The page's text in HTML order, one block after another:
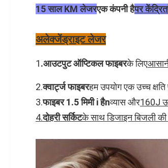
15 साल KM लेजरएक कंपनी हैपर केंद्रित
अलेक्जेंड्राइट लेजर
1.आउटपुट ऑप्टिकल फाइबरके लिए
2.क्वार्ट्ज फाइबरहम उपयोग एक उच्च क्षति
3.फाइबर 1.5 मिमी i हैnव्यास और160J
4.दोहरी सर्किटके साथ डिजाइन बिजली की